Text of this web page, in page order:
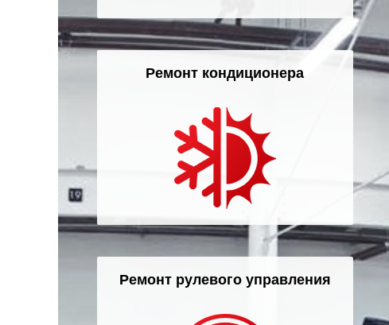
Ремонт кондиционера
Ремонт рулевого управления